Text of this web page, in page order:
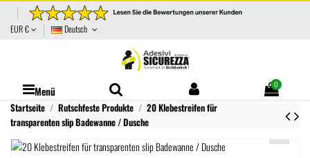
EUR € Deutsch
Menü 0
Startseite Rutschfeste Produkte
20 Klebestreifen für
transparenten slip Badewanne / Dusche